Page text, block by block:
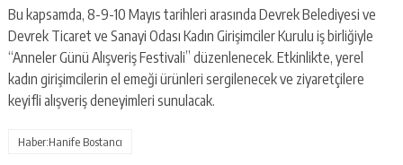
Bu kapsamda, 8-9-10 Mayıs tarihleri arasında Devrek Belediyesi ve
Devrek Ticaret ve Sanayi Odası Kadın Girişimciler Kurulu iş birliğiyle
“Anneler Günü Alışveriş Festivali” düzenlenecek. Etkinlikte, yerel
kadın girişimcilerin el emeği ürünleri sergilenecek ve ziyaretçilere
keyifli alışveriş deneyimleri sunulacak.
Haber:Hanife Bostancı